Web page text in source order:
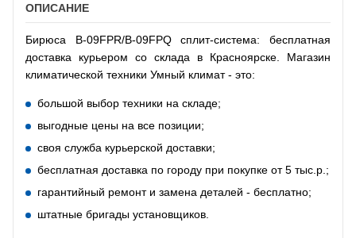
ОПИСАНИЕ
Бирюса B-09FPR/B-09FPQ сплит-система: бесплатная
доставка курьером со склада в Красноярске. Магазин
климатической техники Умный климат - это:
большой выбор техники на складе;
выгодные цены на все позиции;
своя служба курьерской доставки;
бесплатная доставка по городу при покупке от 5 тыс.р.;
гарантийный ремонт и замена деталей - бесплатно;
штатные бригады установщиков.